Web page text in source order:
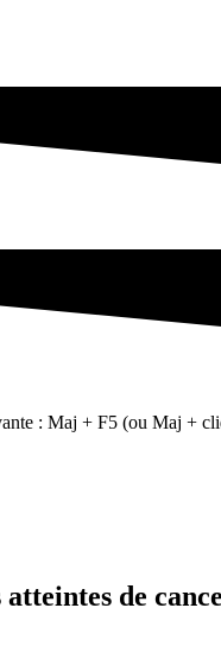
: Maj + F5 (ou Maj +
de